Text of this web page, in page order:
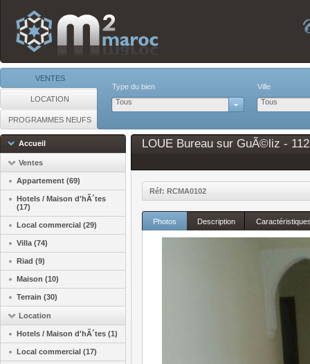
VENTES
LOCATION
PROGRAMMES NEUFS
Type du bien
Tous
Ville
Tous
Accueil
Ventes
Appartement (69)
Hotels / Maison d'hÃ´tes
(17)
Local commercial (29)
Villa (74)
Riad (9)
Maison (10)
Terrain (30)
Location
Hotels / Maison d'hÃ´tes (1)
Local commercial (17)
LOUE Bureau sur GuÃ©liz -
Réf: RCMA0102
Photos Description